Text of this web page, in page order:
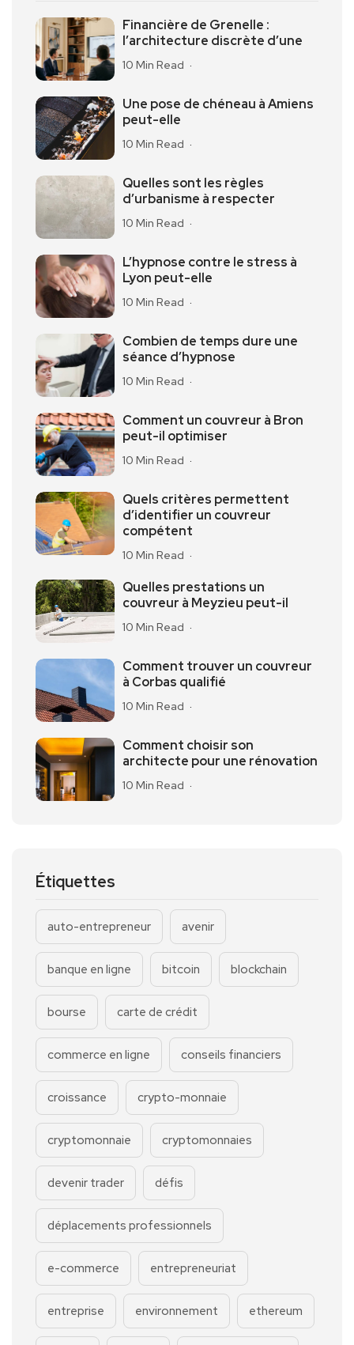
Financière de Grenelle :
l’architecture discrète d’une
10 Min Read
Une pose de chéneau à Amiens
peut-elle
10 Min Read
Quelles sont les règles
d’urbanisme à respecter
10 Min Read
L’hypnose contre le stress à
Lyon peut-elle
10 Min Read
Combien de temps dure une
séance d’hypnose
10 Min Read
Comment un couvreur à Bron
peut-il optimiser
10 Min Read
Quels critères permettent
d’identifier un couvreur
compétent
10 Min Read
Quelles prestations un
couvreur à Meyzieu peut-il
10 Min Read
Comment trouver un couvreur
à Corbas qualifié
10 Min Read
Comment choisir son
architecte pour une rénovation
10 Min Read
Étiquettes
auto-entrepreneur avenir
banque en ligne bitcoin blockchain
bourse carte de crédit
commerce en ligne conseils financiers
croissance crypto-monnaie
cryptomonnaie cryptomonnaies
devenir trader défis
déplacements professionnels
e-commerce entrepreneuriat
entreprise environnement ethereum